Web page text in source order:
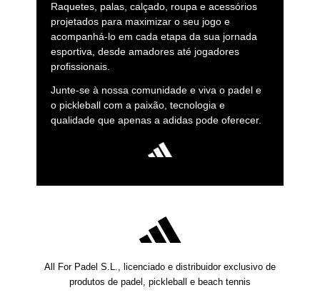
Raquetes, palas, calçado, roupa e acessórios
projetados para maximizar o seu jogo e
acompanhá-lo em cada etapa da sua jornada
esportiva, desde amadores até jogadores
profissionais.
Junte-se à nossa comunidade e viva o padel e
o pickleball com a paixão, tecnologia e
qualidade que apenas a adidas pode oferecer.
All For Padel S.L., licenciado e distribuidor exclusivo de
produtos de padel, pickleball e beach tennis